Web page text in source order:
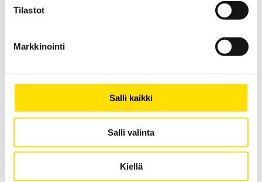
Tilastot
Markkinointi
Salli kaikki
Salli valinta
Kiellä
DigiFlex-lenkkivirtapihdit
DigiFlex on pienikokoinen ja kätevä pihtimittari joustavalla
Rogowski-kelalla vaihtovirtamittauksiin.